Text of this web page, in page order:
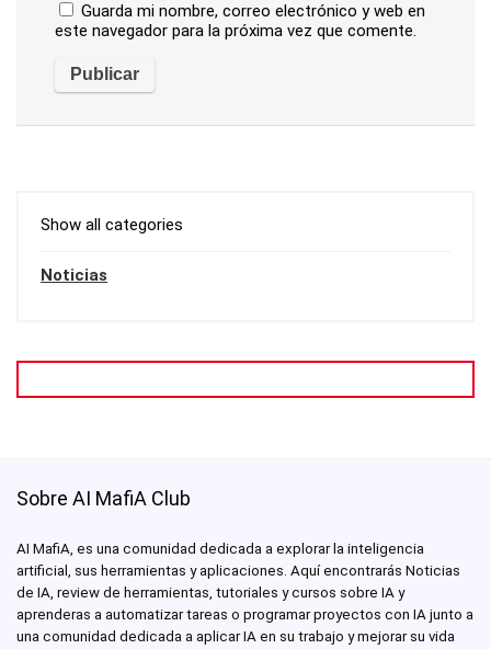
Guarda mi nombre, correo electrónico y web en
este navegador para la próxima vez que comente.
Show all categories
Noticias
Sobre AI MafiA Club
AI MafiA, es una comunidad dedicada a explorar la inteligencia
artificial, sus herramientas y aplicaciones. Aquí encontrarás Noticias
de IA, review de herramientas, tutoriales y cursos sobre IA y
aprenderas a automatizar tareas o programar proyectos con IA junto a
una comunidad dedicada a aplicar IA en su trabajo y mejorar su vida